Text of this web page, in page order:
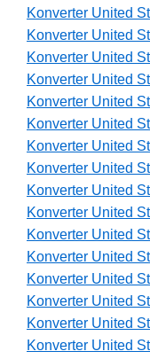
Konverter United
Konverter United
Konverter United
Konverter United
Konverter United
Konverter United
Konverter United
Konverter United
Konverter United
Konverter United
Konverter United
Konverter United
Konverter United
Konverter United
Konverter United
Konverter United